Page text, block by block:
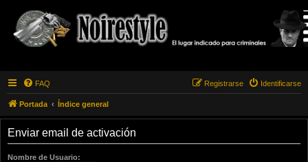
FAQ Identificarse
Registrarse
Portada Índice general
Enviar email de activación
Nombre de Usuario: